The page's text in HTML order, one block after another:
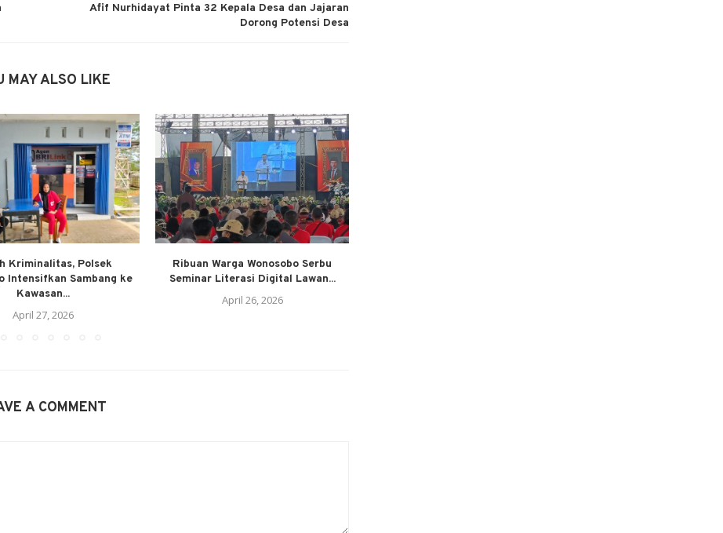
Afif Nurhidayat Pinta 32 Kepala Desa dan Jajaran
Dorong Potensi Desa
MAY ALSO LIKE
Kriminalitas, Polsek
Intensifkan Sambang ke
Kawasan...
April 27, 2026
Ribuan Warga Wonosobo Serbu
Seminar Literasi Digital Lawan...
April 26, 2026
A COMMENT